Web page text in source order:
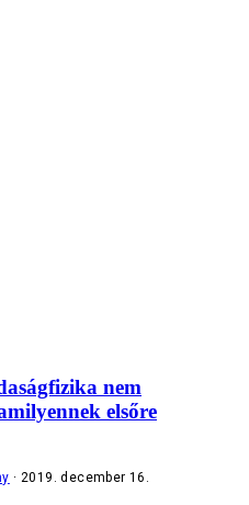
nem
elsőre
2019. december 16.